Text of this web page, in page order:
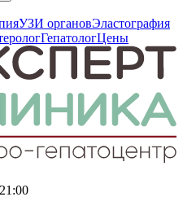
УЗИ органовЭластография
ГепатологЦены